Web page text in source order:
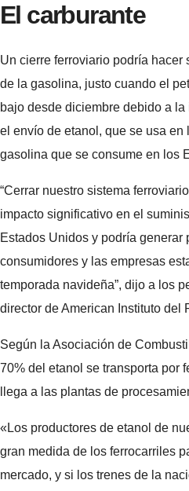
El carburante
Un cierre ferroviario podría
de la gasolina, justo cuando el
bajo desde diciembre debido a
el envío de etanol, que se usa en
gasolina que se consume en los
“Cerrar nuestro sistema
impacto significativo en el
Estados Unidos y podría generar
consumidores y las empresas
temporada navideña”, dijo a los
director de American Instituto del
Según la Asociación de
70% del etanol se transporta por
llega a las plantas de
«Los productores de etanol de
gran medida de los ferrocarriles
mercado, y si los trenes de la